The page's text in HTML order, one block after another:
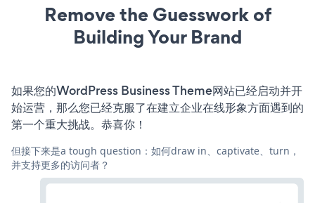
Remove the Guesswork of
Building Your Brand
如果您的WordPress Business Theme网站已经启动并开
始运营，那么您已经克服了在建立企业在线形象方面遇到的
第一个重大挑战。恭喜你！
但接下来是a tough question：如何draw in、captivate、turn，
并支持更多的访问者？